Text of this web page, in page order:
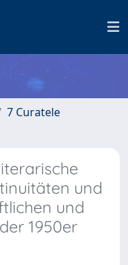
7 Curatele
und
und
1950er